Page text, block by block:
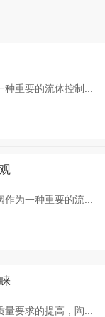
种重要的流体控制...
作为一种重要的流...
量要求的提高，陶...